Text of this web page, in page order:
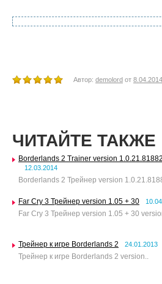
Автор: demolord от 8.04.2014
ЧИТАЙТЕ ТАКЖЕ
Borderlands 2 Trainer version
12.03.2014
Borderlands 2 Трейнер version
Far Cry 3 Трейнер version 1.05 + 30
Far Cry 3 Трейнер version 1.05 + 30
Трейнер к игре Borderlands 2 24.01.2013
Трейнер к игре Borderlands 2 version..